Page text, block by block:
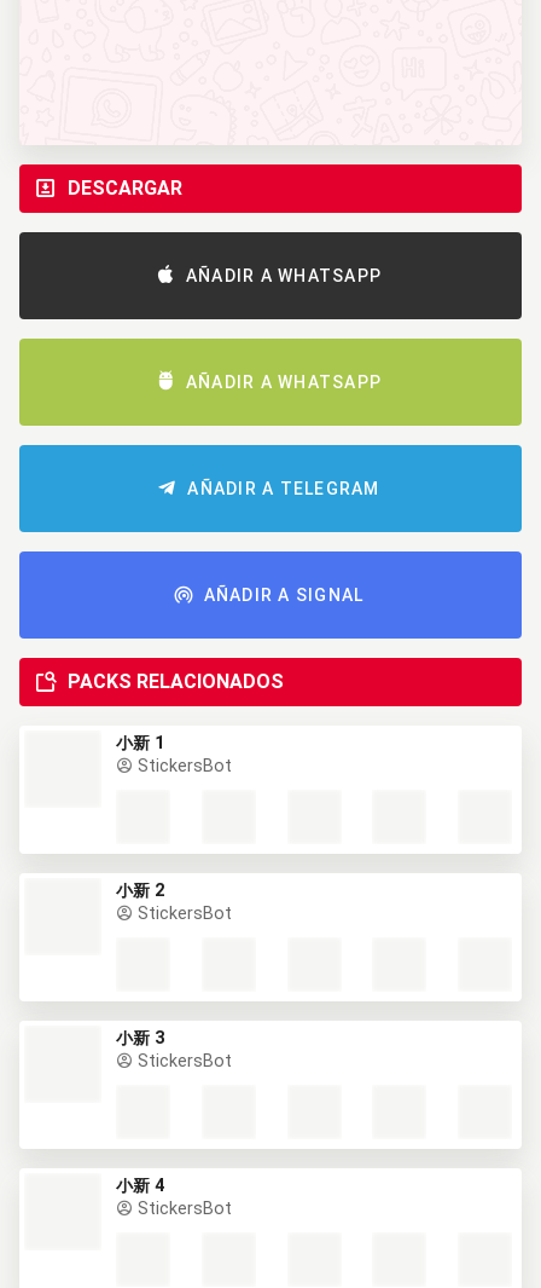
DESCARGAR
AÑADIR A WHATSAPP
AÑADIR A WHATSAPP
AÑADIR A TELEGRAM
AÑADIR A SIGNAL
PACKS RELACIONADOS
小新 1
StickersBot
小新 2
StickersBot
小新 3
StickersBot
小新 4
StickersBot